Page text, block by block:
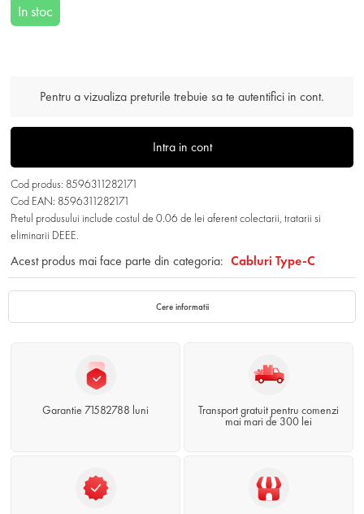
In stoc
Pentru a vizualiza preturile trebuie sa te autentifici in cont.
Intra in cont
Cod produs: 8596311282171
Cod EAN: 8596311282171
Pretul produsului include costul de 0.06 de lei aferent colectarii, tratarii si
eliminarii DEEE.
Acest produs mai face parte din categoria: Cabluri Type-C
Cere informatii
Garantie 71582788 luni
Transport gratuit pentru comenzi
mai mari de 300 lei